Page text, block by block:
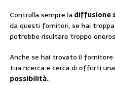
Controlla sempre la diffusione
da questi fornitori, se hai
potrebbe risultare troppo
Anche se hai trovato il
tua ricerca e cerca di offrirti una
possibilità.